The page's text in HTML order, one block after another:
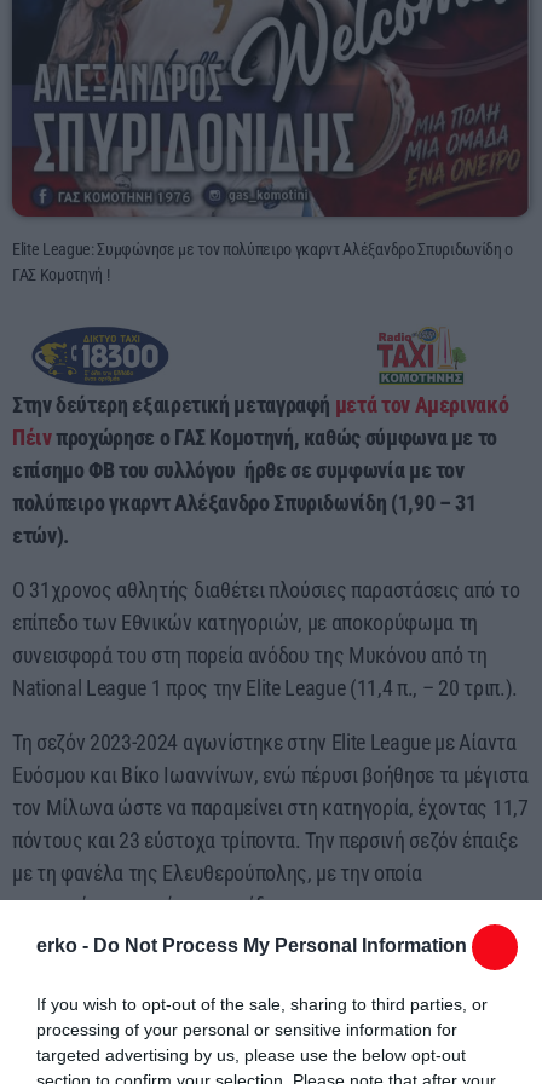
erko - Do Not Process My Personal Information
If you wish to opt-out of the sale, sharing to third parties, or
processing of your personal or sensitive information for
targeted advertising by us, please use the below opt-out
13:00 - 15:00
Elite League: Συμφώνησε με τον πολύπειρο γκαρντ Αλέξανδρο Σπυριδωνίδη ο
ΓΑΣ Κομοτηνή !
Στην δεύτερη εξαιρετική μεταγραφή μετά τον Αμερινακό
Πέινπροχώρησε ο ΓΑΣ Κομοτηνή, καθώς σύμφωνα με το
επίσημο ΦΒ του συλλόγου ήρθε σε συμφωνία με τον
πολύπειρο γκαρντ Αλέξανδρο Σπυριδωνίδη (1,90 – 31
ετών).
Ο 31χρονος αθλητής διαθέτει πλούσιες παραστάσεις από το
επίπεδο των Εθνικών κατηγοριών, με αποκορύφωμα τη
συνεισφορά του στη πορεία ανόδου της Μυκόνου από τη
National League 1 προς την Elite League (11,4 π., – 20 τριπ.).
Τη σεζόν 2023-2024 αγωνίστηκε στην Elite League με Αίαντα
Ευόσμου και Βίκο Ιωαννίνων, ενώ πέρυσι βοήθησε τα μέγιστα
τον Μίλωνα ώστε να παραμείνει στη κατηγορία, έχοντας 11,7
πόντους και 23 εύστοχα τρίποντα. Την περσινή σεζόν έπαιξε
με τη φανέλα της Ελευθερούπολης, με την οποία
αντιμετώπισε τη νέα του ομάδα.